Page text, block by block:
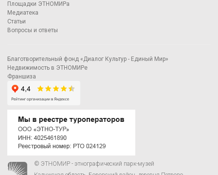
Площадки ЭТНОМИРа
Медиатека
Статьи
Вопросы и ответы
Благотворительный фонд «Диалог Культур - Единый Мир»
Недвижимость в ЭТНОМИРе
Франшиза
© ЭТНОМИР - этнографический парк-музей